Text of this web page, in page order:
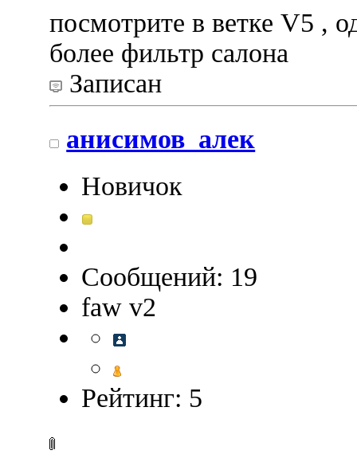
посмотрите в ветке V5 ,
более фильтр салона
Записан
анисимов_алек
Новичок
Сообщений: 19
faw v2
Рейтинг: 5